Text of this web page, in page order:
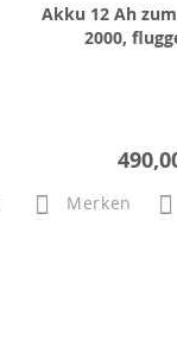
Akku 12 Ah
2000,
Merken